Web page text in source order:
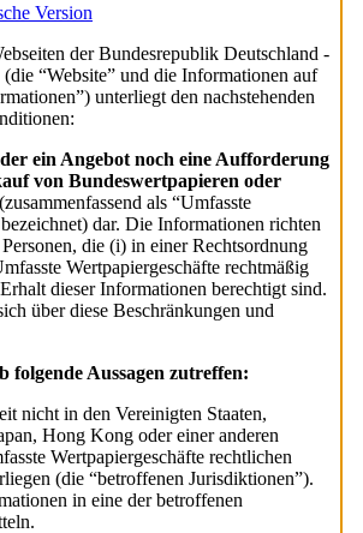
Version
der Bundesrepublik Deutschland -
“Website” und die Informationen auf
unterliegt den nachstehenden
ein Angebot noch eine Aufforderung
von Bundeswertpapieren oder
(zusammenfassend als “Umfasste
dar. Die Informationen richten
die (i) in einer Rechtsordnung
Wertpapiergeschäfte rechtmäßig
dieser Informationen berechtigt sind.
über diese Beschränkungen und
folgende Aussagen zutreffen:
nicht in den Vereinigten Staaten,
Hong Kong oder einer anderen
Wertpapiergeschäfte rechtlichen
(die “betroffenen Jurisdiktionen”).
in eine der betroffenen